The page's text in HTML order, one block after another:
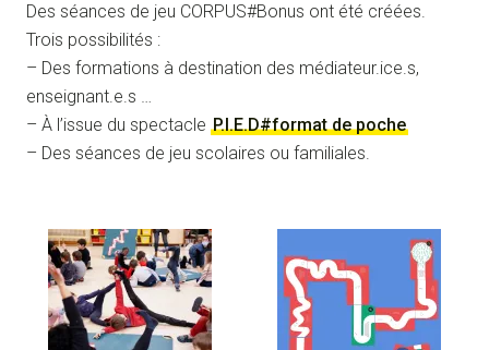
Des séances de jeu CORPUS#Bonus ont été créées.
Trois possibilités :
– Des formations à destination des médiateur.ice.s,
enseignant.e.s …
– À l’issue du spectacle P.I.E.D#format de poche
– Des séances de jeu scolaires ou familiales.